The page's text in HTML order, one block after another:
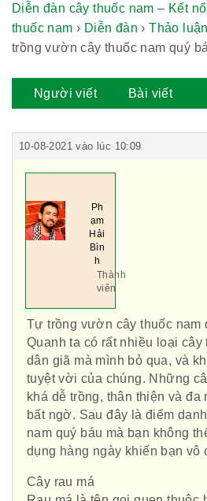
Diễn đàn cây thuốc nam – Kết
thuốc nam › Diễn đàn › Thảo
trồng vườn cây thuốc nam quý
Người viết Bài viết
10-08-2021 vào lúc 10:09
Ph
ạm
Hải
Bìn
h
Thành
viên
Tự trồng vườn cây thuốc nam
Quanh ta có rất nhiều loại cây
dân giã mà mình bỏ qua, và
tuyệt vời của chúng. Những
khá dễ trồng, thân thiện và đa
bất ngờ. Sau đây là điểm
nam quý báu mà bạn không
dụng hàng ngày khiến bạn vô
Cây rau má